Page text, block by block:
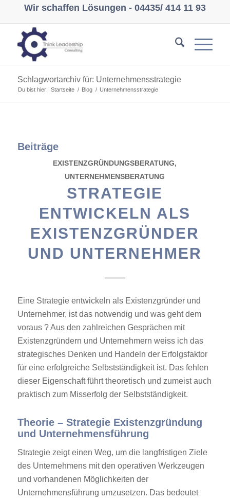
Wir schaffen Lösungen - 04435/ 414 11 93
Schlagwortarchiv für: Unternehmensstrategie
Du bist hier: Startseite / Blog / Unternehmensstrategie
Beiträge
EXISTENZGRÜNDUNGSBERATUNG,
UNTERNEHMENSBERATUNG
STRATEGIE
ENTWICKELN ALS
EXISTENZGRÜNDER
UND UNTERNEHMER
Eine Strategie entwickeln als Existenzgründer und
Unternehmer, ist das notwendig und was geht dem
voraus ? Aus den zahlreichen Gesprächen mit
Existenzgründern und Unternehmern weiss ich das
strategisches Denken und Handeln der Erfolgsfaktor
für eine erfolgreiche Selbstständigkeit ist. Das fehlen
dieser Eigenschaft führt theoretisch und zumeist auch
praktisch zum Misserfolg der Selbstständigkeit.
Theorie – Strategie Existenzgründung
und Unternehmensführung
Strategie zeigt einen Weg, um die langfristigen Ziele
des Unternehmens mit den operativen Werkzeugen
und vorhandenen Möglichkeiten der
Unternehmensführung umzusetzen. Das bedeutet